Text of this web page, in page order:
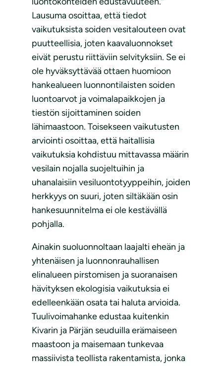
Lausuma osoittaa, että tiedot
vaikutuksista soiden vesitalouteen ovat
puutteellisia, joten kaavaluonnokset
eivät perustu riittäviin selvityksiin. Se ei
ole hyväksyttävää ottaen huomioon
hankealueen luonnontilaisten soiden
luontoarvot ja voimalapaikkojen ja
tiestön sijoittaminen soiden
lähimaastoon. Toisekseen vaikutusten
arviointi osoittaa, että haitallisia
vaikutuksia kohdistuu mittavassa määrin
vesilain nojalla suojeltuihin ja
uhanalaisiin vesiluontotyyppeihin, joiden
herkkyys on suuri, joten siltäkään osin
hankesuunnitelma ei ole kestävällä
pohjalla.
Ainakin suoluonnoltaan laajalti eheän ja
yhtenäisen ja luonnonrauhallisen
elinalueen pirstomisen ja suoranaisen
hävityksen ekologisia vaikutuksia ei
edelleenkään osata tai haluta arvioida.
Tuulivoimahanke edustaa kuitenkin
Kivarin ja Pärjän seuduilla erämaiseen
maastoon ja maisemaan tunkevaa
massiivista teollista rakentamista, jonka